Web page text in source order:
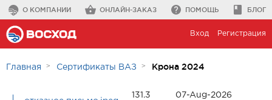
О КОМПАНИИ ОНЛАЙН-ЗАКАЗ ПОМОЩЬ БЛОГ
Вход Регистрация
Главная Сертификаты ВАЗ Крона 2024
131.3
07-Aug-2026